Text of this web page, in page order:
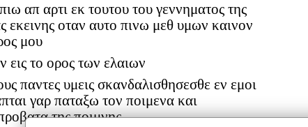
απ αρτι εκ τουτου του γεννηματος της
εκεινης οταν αυτο πινω μεθ υμων καινον
μου
εις το ορος των ελαιων
παντες υμεις σκανδαλισθησεσθε εν εμοι
γαρ παταξω τον ποιμενα και
της ποιμνης